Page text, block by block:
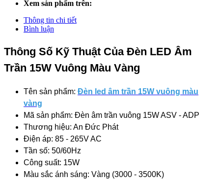
Xem sản phẩm trên:
Thông tin chi tiết
Bình luận
Thông Số Kỹ Thuật Của Đèn LED Âm
Trần 15W Vuông Màu Vàng
Tên sản phẩm: Đèn led âm trần 15W vuông màu
vàng
Mã sản phẩm: Đèn âm trần vuông 15W ASV - ADP
Thương hiệu: An Đức Phát
Điện áp: 85 - 265V AC
Tần số: 50/60Hz
Công suất: 15W
Màu sắc ánh sáng: Vàng (3000 - 3500K)